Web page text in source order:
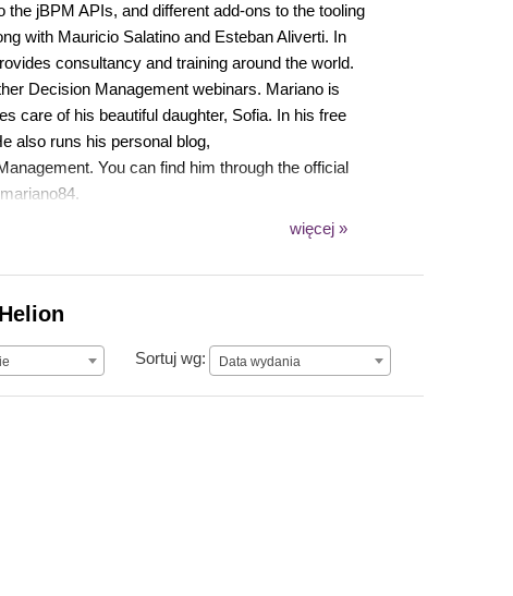
jBPM APIs, and different add-ons to the tooling
with Mauricio Salatino and Esteban Aliverti. In
consultancy and training around the world.
Decision Management webinars. Mariano is
care of his beautiful daughter, Sofia. In his free
also runs his personal blog,
You can find him through the official
więcej »
Sortuj wg: Data wydania
Data wydania